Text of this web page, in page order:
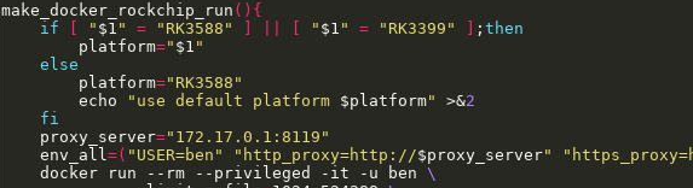
make_docker_rockchip_run (){
if
" $1 " = "RK3588" " $1 " = "RK3399" ;then
        platform
=" $1 "
else
        platform
="RK3588"
        echo
"use default platform $platform" >&2
fi
    proxy_server
="172.17.0.1:8119"
    env_all
=( "USER=ben" "http_proxy=http://$proxy_server"
    docker run --rm --privileged -it -u ben